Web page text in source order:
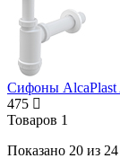
Cифоны AlcaPlast
475
Товаров 1
Показано 20 из 24